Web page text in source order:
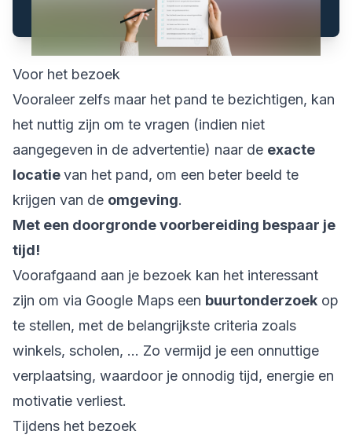
Voor het bezoek
Vooraleer zelfs maar het pand te bezichtigen, kan
het nuttig zijn om te vragen (indien niet
aangegeven in de advertentie) naar de exacte
locatievan het pand, om een beter beeld te
krijgen van de omgeving.
Met een doorgronde voorbereiding bespaar je
tijd!
Voorafgaand aan je bezoek kan het interessant
zijn om via Google Maps een buurtonderzoek op
te stellen, met de belangrijkste criteria zoals
winkels, scholen, ... Zo vermijd je een onnuttige
verplaatsing, waardoor je onnodig tijd, energie en
motivatie verliest.
Tijdens het bezoek